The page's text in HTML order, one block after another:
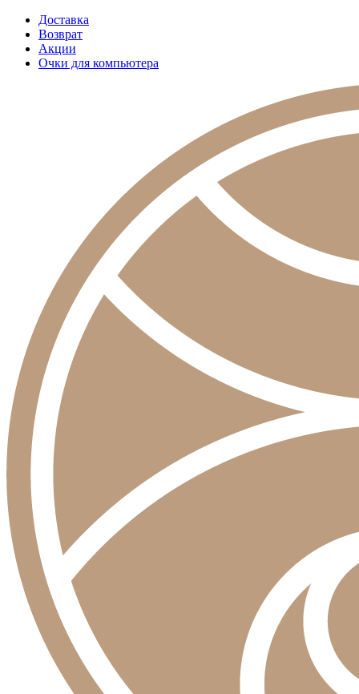
Доставка
Возврат
Акции
Очки для компьютера